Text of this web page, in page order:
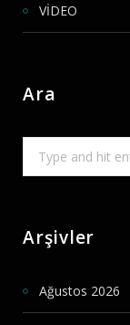
VİDEO
Ara
Arşivler
Ağustos 2026